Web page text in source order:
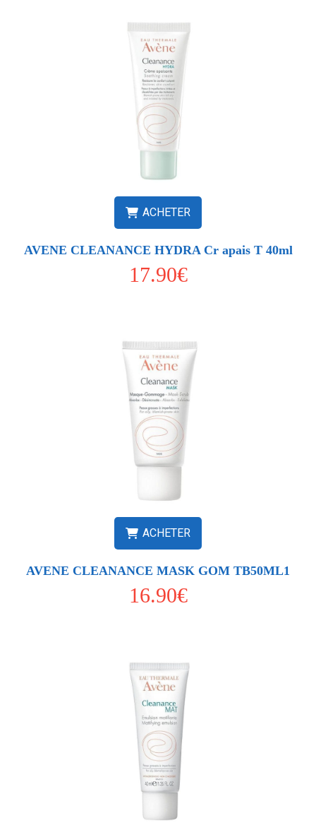
ACHETER
AVENE CLEANANCE HYDRA Cr apais T 40ml
17.90€
ACHETER
AVENE CLEANANCE MASK GOM TB50ML1
16.90€